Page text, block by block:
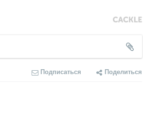
Подписаться Поделиться